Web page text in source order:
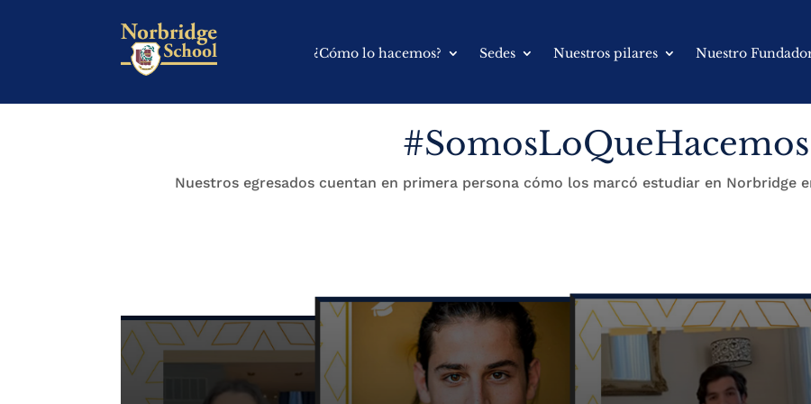
¿Cómo lo hacemos? Sedes Nuestros pilares Nuestro
#SomosLoQueHacemos
Nuestros egresados cuentan en primera persona cómo los marcó estudiar en Norbridge